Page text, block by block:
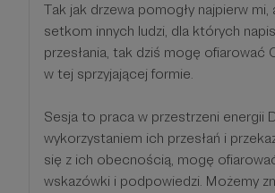
Tak jak drzewa pomogły najpierw
setkom innych ludzi, dla których
przesłania, tak dziś mogę ofiarować
w tej sprzyjającej formie.
Sesja to praca w przestrzeni energii
wykorzystaniem ich przesłań i
się z ich obecnością, mogę
wskazówki i podpowiedzi. Możemy